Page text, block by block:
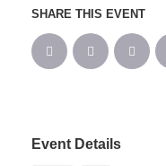
SHARE THIS EVENT
Event Details